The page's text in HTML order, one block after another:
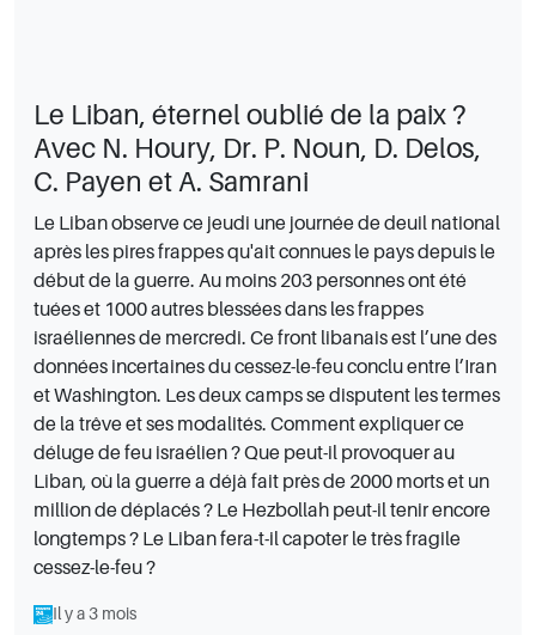
Le Liban, éternel oublié de la paix ?
Avec N. Houry, Dr. P. Noun, D. Delos,
C. Payen et A. Samrani
Le Liban observe ce jeudi une journée de deuil national
après les pires frappes qu'ait connues le pays depuis le
début de la guerre. Au moins 203 personnes ont été
tuées et 1000 autres blessées dans les frappes
israéliennes de mercredi. Ce front libanais est l’une des
données incertaines du cessez-le-feu conclu entre l’Iran
et Washington. Les deux camps se disputent les termes
de la trêve et ses modalités. Comment expliquer ce
déluge de feu israélien ? Que peut-il provoquer au
Liban, où la guerre a déjà fait près de 2000 morts et un
million de déplacés ? Le Hezbollah peut-il tenir encore
longtemps ? Le Liban fera-t-il capoter le très fragile
cessez-le-feu ?
Il y a 3 mois